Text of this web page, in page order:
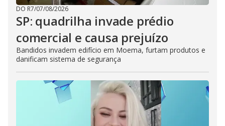
DO R7/07/08/2026
SP: quadrilha invade prédio
comercial e causa prejuízo
Bandidos invadem edifício em Moema, furtam produtos e
danificam sistema de segurança